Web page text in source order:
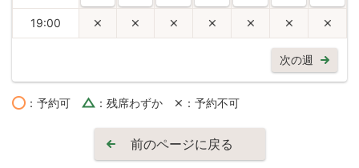
19:00
次の週
：予約可 ：残席わずか ：予約不可
前のページに戻る